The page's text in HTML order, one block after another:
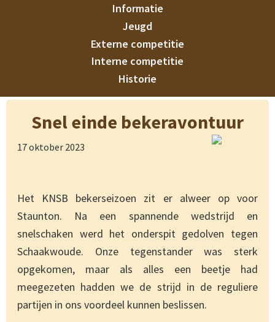
Informatie
Jeugd
Externe competitie
Interne competitie
Historie
Snel einde bekeravontuur
17 oktober 2023
Het KNSB bekerseizoen zit er alweer op voor
Staunton. Na een spannende wedstrijd en
snelschaken werd het onderspit gedolven tegen
Schaakwoude. Onze tegenstander was sterk
opgekomen, maar als alles een beetje had
meegezeten hadden we de strijd in de reguliere
partijen in ons voordeel kunnen beslissen.